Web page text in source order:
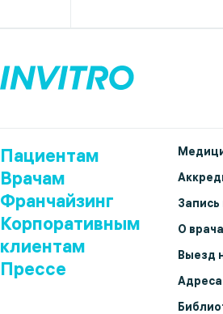
Пациентам
Врачам
Франчайзинг
Корпоративным
клиентам
Прессе
Запись
О
Выезд